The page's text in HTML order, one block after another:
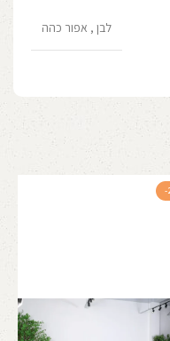
לבן , אפור כהה
-